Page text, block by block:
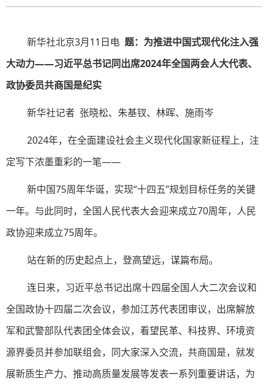
新华社北京3月11日电 题：为推进中国式现代化注入强
大动力——习近平总书记同出席2024年全国两会人大代表、
政协委员共商国是纪实
新华社记者 张晓松、朱基钗、林晖、施雨岑
2024年，在全面建设社会主义现代化国家新征程上，注
定写下浓墨重彩的一笔——
新中国75周年华诞，实现“十四五”规划目标任务的关键
一年。与此同时，全国人民代表大会迎来成立70周年，人民
政协迎来成立75周年。
站在新的历史起点上，登高望远，谋篇布局。
连日来，习近平总书记出席十四届全国人大二次会议和
全国政协十四届二次会议，参加江苏代表团审议，出席解放
军和武警部队代表团全体会议，看望民革、科技界、环境资
源界委员并参加联组会，同大家深入交流，共商国是，就发
展新质生产力、推动高质量发展等发表一系列重要讲话，为